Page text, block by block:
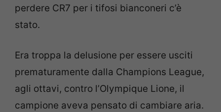
perdere CR7 per i tifosi bianconeri c’è
stato.
Era troppa la delusione per essere usciti
prematuramente dalla Champions League,
agli ottavi, contro l’Olympique Lione, il
campione aveva pensato di cambiare aria.